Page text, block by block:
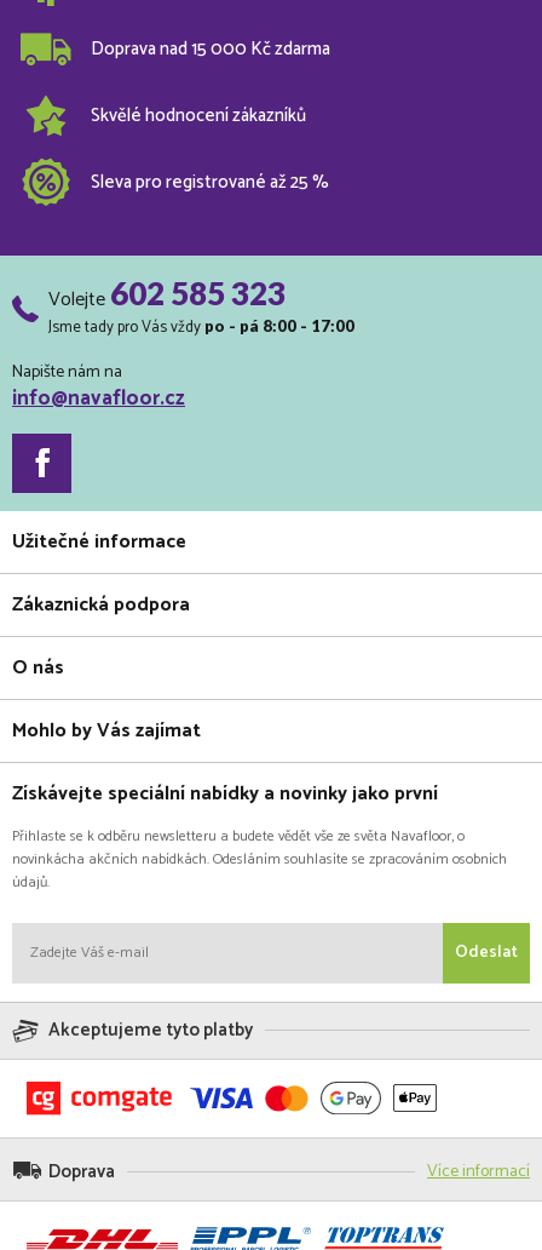
Doprava nad 15 000 Kč zdarma
Skvělé hodnocení zákazníků
Sleva pro registrované až 25 %
Volejte602 585 323
Jsme tady pro Vás vždy po - pá 8:00 - 17:00
Napište nám na
info@navafloor.cz
Užitečné informace
Zákaznická podpora
O nás
Mohlo by Vás zajímat
Získávejte speciální nabídky a novinky jako první
Přihlaste se k odběru newsletteru a budete vědět vše ze světa Navafloor, o
novinkácha akčních nabídkách. Odesláním souhlasíte se zpracováním osobních
údajů.
Odeslat
Akceptujeme tyto platby
Doprava Více informací